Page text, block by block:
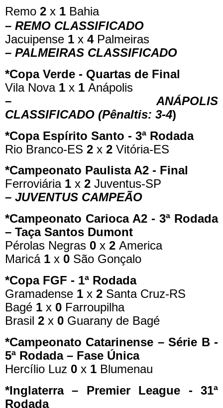
Remo 2 x 1 Bahia
– REMO CLASSIFICADO
Jacuipense 1 x 4Palmeiras
– PALMEIRAS CLASSIFICADO
*Copa Verde - Quartas de Final
Vila Nova 1 x 1 Anápolis
– ANÁPOLIS
CLASSIFICADO (Pênaltis: 3-4)
*Copa Espírito Santo - 3ª Rodada
Rio Branco-ES 2 x 2 Vitória-ES
*Campeonato Paulista A2 - Final
Ferroviária 1 x 2 Juventus-SP
– JUVENTUS CAMPEÃO
*Campeonato Carioca A2 - 3ª Rodada
– Taça Santos Dumont
Pérolas Negras 0 x 2 America
Maricá 1 x 0 São Gonçalo
*Copa FGF - 1ª Rodada
Gramadense 1 x 2 Santa Cruz-RS
Bagé 1 x 0 Farroupilha
Brasil 2 x 0 Guarany de Bagé
*Campeonato Catarinense – Série B -
5ª Rodada – Fase Única
Hercílio Luz 0 x 1 Blumenau
*Inglaterra – Premier League - 31ª
Rodada